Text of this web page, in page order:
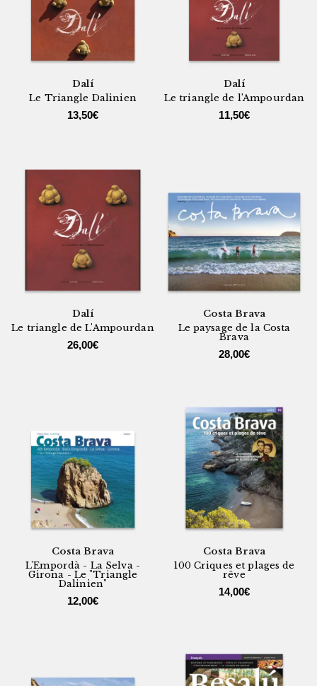
Dalí
Le Triangle Dalinien
13,50€
Dalí
Le triangle de l’Ampourdan
11,50€
Dalí
Le triangle de L'Ampourdan
26,00€
Costa Brava
Le paysage de la Costa
Brava
28,00€
Costa Brava
L'Empordà - La Selva -
Girona - Le "Triangle
Dalinien"
12,00€
Costa Brava
100 Criques et plages de
rêve
14,00€